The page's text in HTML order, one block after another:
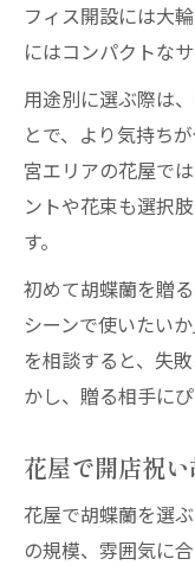
フィス開設には大
にはコンパクトな
用途別に選ぶ際は
とで、より気持ち
宮エリアの花屋で
ントや花束も選択
す。
初めて胡蝶蘭を贈
シーンで使いたい
を相談すると、失
かし、贈る相手に
花屋で開店祝
花屋で胡蝶蘭を選
の規模、雰囲気に